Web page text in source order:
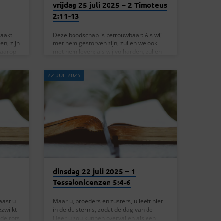
zijn
bij.
met
het
vrijdag 25 juli 2025 – 2 Timoteus
2:11-13
Deze boodschap is betrouwbaar: Als wij
met hem gestorven zijn, zullen we ook
met hem leven; als wij volharden, zullen
verloochenen, zal hij ons ook
verloochenen; als wij hem ontrouw zijn,
blijft hij ons trouw, want zichzelf
verloochenen kan hij niet. — 2 Timoteus
2:11-13 Deze verzen van de brief aan
Timoteüs roepen op tot standvastigheid
en geloof in Jezus Christus. De tekst zegt:
“Dit is een betrouwbaar woord: Als wij
met…
u
rots
22 JUL 2025
dinsdag 22 juli 2025 – 1
Tessalonicenzen 5:4-6
Maar u, broeders en zusters, u leeft niet
in de duisternis, zodat de dag van de
Heer u zou kunnen overvallen als een